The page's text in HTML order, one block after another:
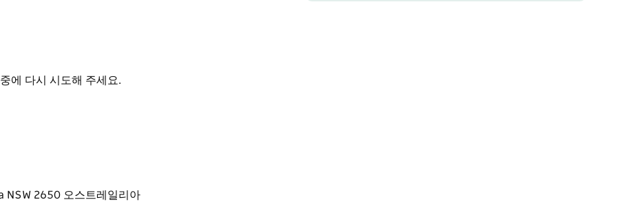
에 다시 시도해 주세요.
2650 오스트레일리아